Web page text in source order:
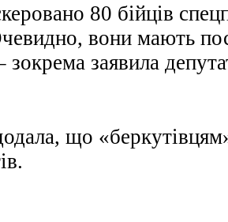
80 бійців
вони мають
заявила
що